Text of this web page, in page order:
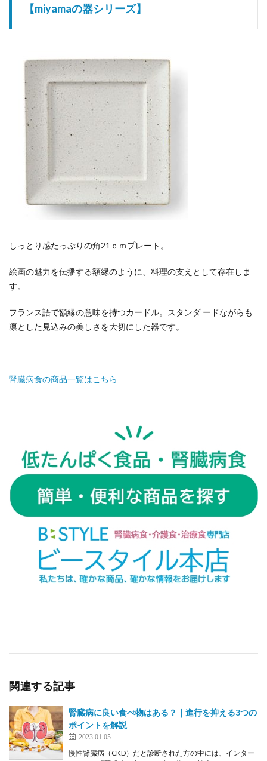
【miyamaの器シリーズ】
しっとり感たっぷりの角21ｃｍプレート。
絵画の魅力を伝播する額縁のように、料理の支えとして存在しま
す。
フランス語で額縁の意味を持つカードル。スタンダ ードながらも
凛とした見込みの美しさを大切にした器です。
腎臓病食の商品一覧はこちら
関連する記事
腎臓病に良い食べ物はある？｜進行を抑える3つの
ポイントを解説
2023.01.05
慢性腎臓病（CKD）だと診断された方の中には、インター